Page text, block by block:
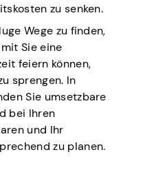
zu senken.
Wege zu finden,
Sie eine
feiern können,
sprengen. In
Sie umsetzbare
bei Ihren
und Ihr
zu planen.